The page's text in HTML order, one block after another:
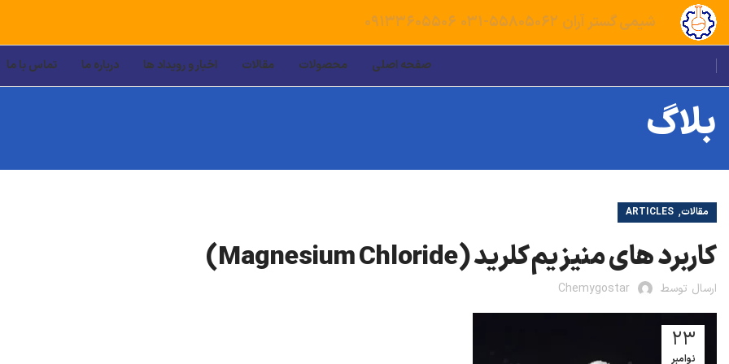
شیمی گستر آران 55805062-031
09133605506
صفحه اصلی محصولات مقالات اخبار و رویداد ها درباره ما تماس با ما
بلاگ
مقالات,
ARTICLES
کاربرد های منیزیم کلرید (Magnesium Chloride)
ارسال توسط Chemygostar
23
نوامبر